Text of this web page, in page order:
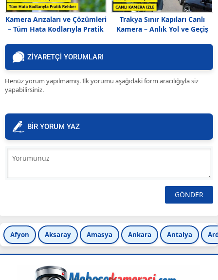
Kamera Arızaları ve Çözümleri
– Tüm Hata Kodlarıyla Pratik
Trakya Sınır Kapıları Canlı
Kamera – Anlık Yol ve Geçiş
ZİYARETÇİ YORUMLARI
Henüz yorum yapılmamış. İlk yorumu aşağıdaki form aracılığıyla siz
yapabilirsiniz.
BİR YORUM YAZ
Afyon Aksaray Amasya Ankara Antalya